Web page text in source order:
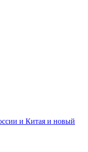
и Китая и новый